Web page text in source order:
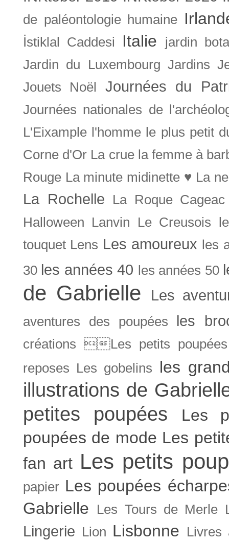
de paléontologie humaine
İstiklal Caddesi Italie
jardin
Jardin du Luxembourg Jardins
Jouets Noël
Journées du
Journées nationales de
L'Eixample l'homme le plus petit
Corne d'Or La crue la femme à
Rouge La minute midinette ♥ La
La Rochelle
La Roque Cageac
Halloween
Lanvin Le Creusois
touquet Lens Les amoureux les
30 les années 40 les années 50
de Gabrielle Les
aventures des poupées les
créations Les petits
reposes Les gobelins les
illustrations de
petites poupées
Les
poupées de mode Les
fan art Les petits
papier Les poupées
Gabrielle
Les Tours de Merle
Lingerie Lion Lisbonne
Livres